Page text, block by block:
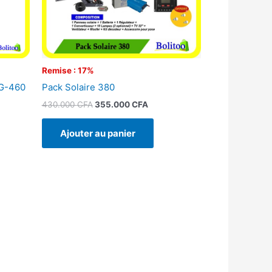
460
Remise : 17%
Pack Solaire 380
430.000CFA 355.000CFA
Ajouter au panier